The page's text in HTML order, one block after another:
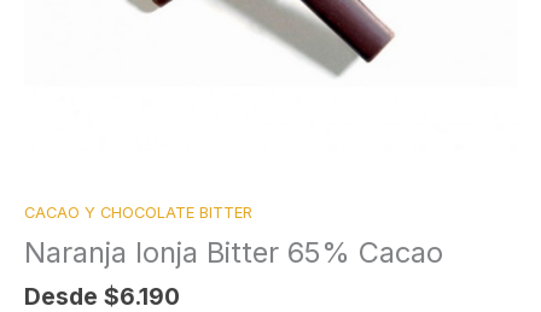
CACAO Y CHOCOLATE BITTER
Naranja lonja Bitter 65% Cacao
Desde $6.190